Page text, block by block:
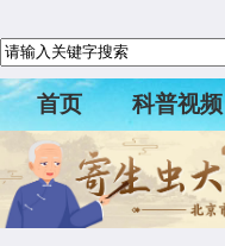
首页 科普视频
科普活动